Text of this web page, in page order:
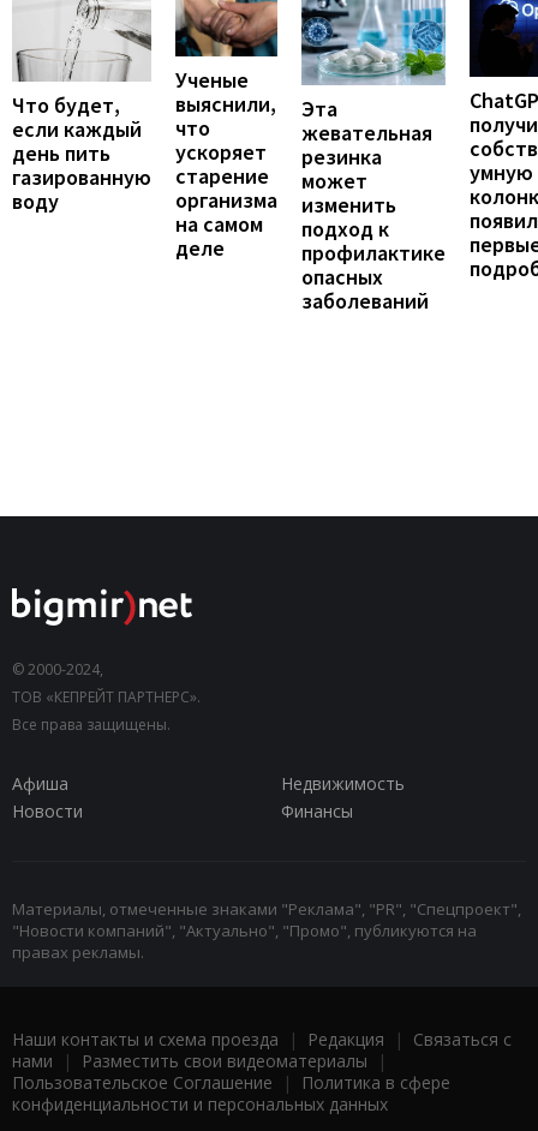
Что будет,
если каждый
день пить
газированную
воду
Ученые
выяснили,
что
ускоряет
старение
организма
на самом
деле
Эта
жевательная
резинка
может
изменить
подход к
профилактике
опасных
заболеваний
умную
© 2000-2024,
ТОВ «КЕПРЕЙТ ПАРТНЕРС».
Все права защищены.
Афиша
Недвижимость
Новости
Финансы
Материалы, отмеченные знаками "Реклама", "PR", "Спецпроект",
"Новости компаний", "Актуально", "Промо", публикуются на
правах рекламы.
Наши контакты и схема проезда | Редакция | Связаться с
нами | Разместить свои видеоматериалы |
Пользовательское Соглашение |
Политика в сфере
конфиденциальности и персональных данных